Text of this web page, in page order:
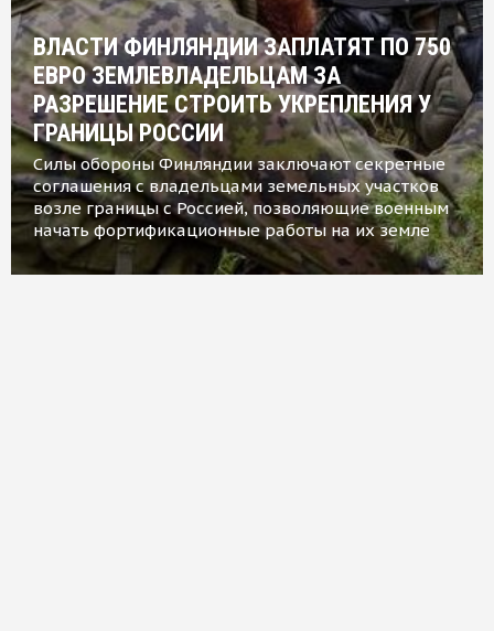
ВЛАСТИ ФИНЛЯНДИИ ЗАПЛАТЯТ ПО 750
ЕВРО ЗЕМЛЕВЛАДЕЛЬЦАМ ЗА
РАЗРЕШЕНИЕ СТРОИТЬ УКРЕПЛЕНИЯ У
ГРАНИЦЫ РОССИИ
Силы обороны Финляндии заключают секретные
соглашения с владельцами земельных участков
возле границы с Россией, позволяющие военным
начать фортификационные работы на их земле